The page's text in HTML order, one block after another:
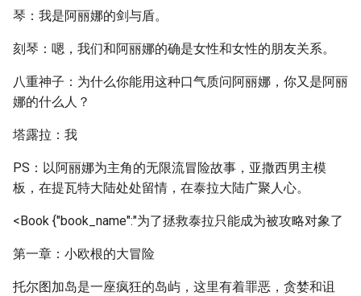
琴：我是阿丽娜的剑与盾。
刻琴：嗯，我们和阿丽娜的确是女性和女性的朋友关系。
八重神子：为什么你能用这种口气质问阿丽娜，你又是阿丽
娜的什么人？
塔露拉：我
PS：以阿丽娜为主角的无限流冒险故事，亚撒西男主模
板，在提瓦特大陆处处留情，在泰拉大陆广聚人心。
<Book {"book_name":"为了拯救泰拉只能成为被攻略对象了
第一章：小欧根的大冒险
托尔图加岛是一座疯狂的岛屿，这里有着罪恶，贪婪和诅